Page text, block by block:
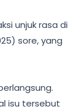
unjuk rasa di
sore, yang
isu tersebut